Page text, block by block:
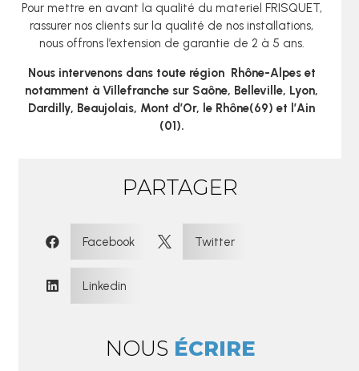
Pour mettre en avant la qualité du materiel FRISQUET,
rassurer nos clients sur la qualité de nos installations,
nous offrons l’extension de garantie de 2 à 5 ans.
Nous intervenons dans toute région Rhône-Alpes et
notamment à Villefranche sur Saône, Belleville, Lyon,
Dardilly, Beaujolais, Mont d’Or, le Rhône(69) et l’Ain
(01).
PARTAGER
 Facebook  Twitter
 Linkedin
NOUS ÉCRIRE